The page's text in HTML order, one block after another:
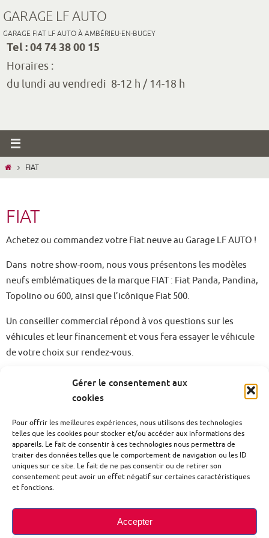
Gérer le consentement aux
cookies
Pour offrir les meilleures expériences, nous utilisons des technologies
telles que les cookies pour stocker et/ou accéder aux informations des
appareils. Le fait de consentir à ces technologies nous permettra de
traiter des données telles que le comportement de navigation ou les ID
uniques sur ce site. Le fait de ne pas consentir ou de retirer son
consentement peut avoir un effet négatif sur certaines caractéristiques
et fonctions.
Accepter
vers
le
contenu
GARAGE LF AUTO
GARAGE FIAT LF AUTO À AMBÉRIEU-EN-BUGEY
Tel : 04 74 38 00 15
Horaires :
du lundi au vendredi 8-12 h / 14-18 h
HOMEFIAT
FIAT
Achetez ou commandez votre Fiat neuve au Garage LF AUTO !
Dans notre show-room, nous vous présentons les modèles
neufs emblématiques de la marque FIAT : Fiat Panda, Pandina,
Topolino ou 600, ainsi que l’icônique Fiat 500.
Un conseiller commercial répond à vos questions sur les
véhicules et leur financement et vous fera essayer le véhicule
de votre choix sur rendez-vous.
les véhicules de la gamme Fiat.
MENTIONS LÉGALES POLITIQUE DE CONFIDENTIALITÉ
Garage LF AUTO - ZI du Triangle - 23 rue René Panhard - 01500